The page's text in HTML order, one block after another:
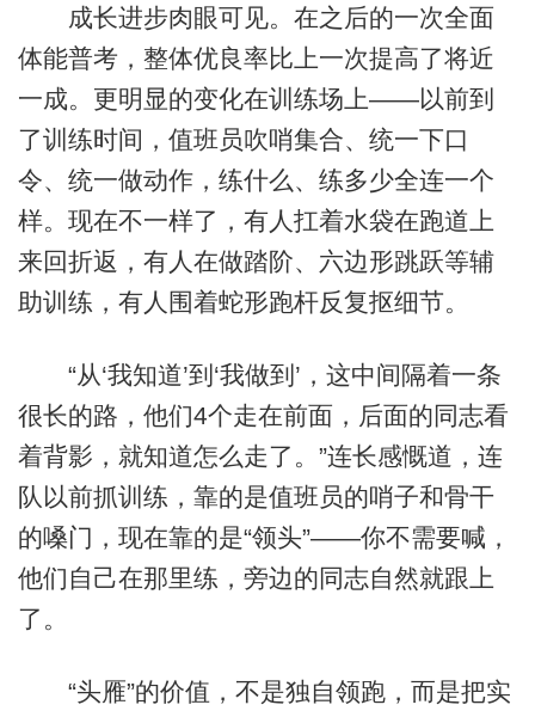
成长进步肉眼可见。在之后的一次全面
体能普考，整体优良率比上一次提高了将近
一成。更明显的变化在训练场上——以前到
了训练时间，值班员吹哨集合、统一下口
令、统一做动作，练什么、练多少全连一个
样。现在不一样了，有人扛着水袋在跑道上
来回折返，有人在做踏阶、六边形跳跃等辅
助训练，有人围着蛇形跑杆反复抠细节。
“从‘我知道’到‘我做到’，这中间隔着一条
很长的路，他们4个走在前面，后面的同志看
着背影，就知道怎么走了。”连长感慨道，连
队以前抓训练，靠的是值班员的哨子和骨干
的嗓门，现在靠的是“领头”——你不需要喊，
他们自己在那里练，旁边的同志自然就跟上
了。
“头雁”的价值，不是独自领跑，而是把实